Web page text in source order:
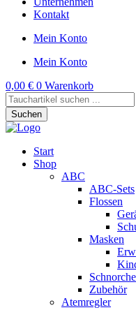
Kontakt
Mein Konto
Mein Konto
0,00 € 0 Warenkorb
Products
search
Suchen
Start
Shop
ABC
ABC-Sets
Flossen
Masken
Zubehör
Atemregler